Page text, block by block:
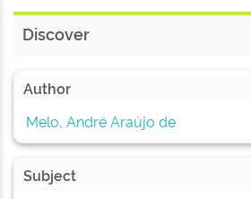
Discover
Author
Melo, André Araújo de
Subject